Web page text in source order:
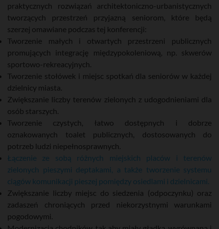
praktycznych rozwiązań architektoniczno-urbanistycznych
tworzących przestrzeń przyjazną seniorom, które będą
szerzej omawiane podczas tej konferencji:
Tworzenie małych i otwartych przestrzeni publicznych
promujących integrację międzypokoleniową, np. skwerów
sportowo-rekreacyjnych.
Tworzenie stołówek i miejsc spotkań dla seniorów w każdej
dzielnicy miasta.
Zwiększanie liczby terenów zielonych z udogodnieniami dla
osób starszych.
Tworzenie czystych, łatwo dostępnych i dobrze
oznakowanych toalet publicznych, dostosowanych do
potrzeb ludzi niepełnosprawnych.
Łączenie ze sobą różnych miejskich placów i terenów
zielonych pieszymi deptakami, a także tworzenie systemu
ciągów komunikacji pieszej pomiędzy osiedlami i dzielnicami.
Zwiększanie liczby miejsc do siedzenia (odpoczynku) oraz
zadaszeń chroniących przed niekorzystnymi warunkami
pogodowymi.